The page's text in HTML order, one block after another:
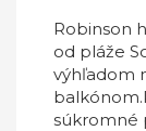
Robinson
od pláže
výhľadom
súkromné